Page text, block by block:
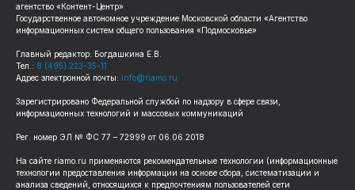
агентство «Контент-Центр»
Государственное автономное учреждение Московской области «Агентство
информационных систем общего пользования «Подмосковье»
Главный редактор: Богдашкина Е.В.
Тел.: 8 (495) 223-35-11
Адрес электронной почты: info@riamo.ru
Зарегистрировано Федеральной службой по надзору в сфере связи,
информационных технологий и массовых коммуникаций
Рег. номер ЭЛ № ФС 77 – 72999 от 06.06.2018
На сайте riamo.ru применяются рекомендательные технологии (информационные
технологии предоставления информации на основе сбора, систематизации и
анализа сведений, относящихся к предпочтениям пользователей сети